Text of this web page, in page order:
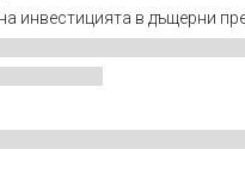
инвестицията в дъщерни